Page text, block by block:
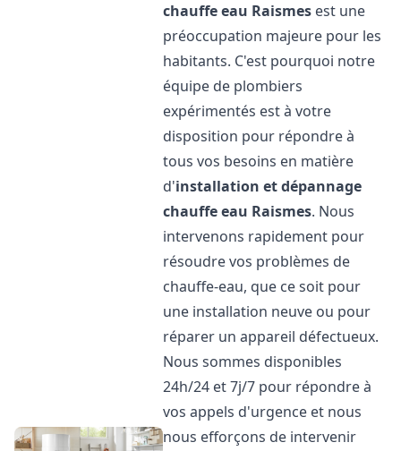
chauffe eau Raismes est une
préoccupation majeure pour les
habitants. C'est pourquoi notre
équipe de plombiers
expérimentés est à votre
disposition pour répondre à
tous vos besoins en matière
d'installation et dépannage
chauffe eau Raismes. Nous
intervenons rapidement pour
résoudre vos problèmes de
chauffe-eau, que ce soit pour
une installation neuve ou pour
réparer un appareil défectueux.
Nous sommes disponibles
24h/24 et 7j/7 pour répondre à
vos appels d'urgence et nous
nous efforçons de intervenir